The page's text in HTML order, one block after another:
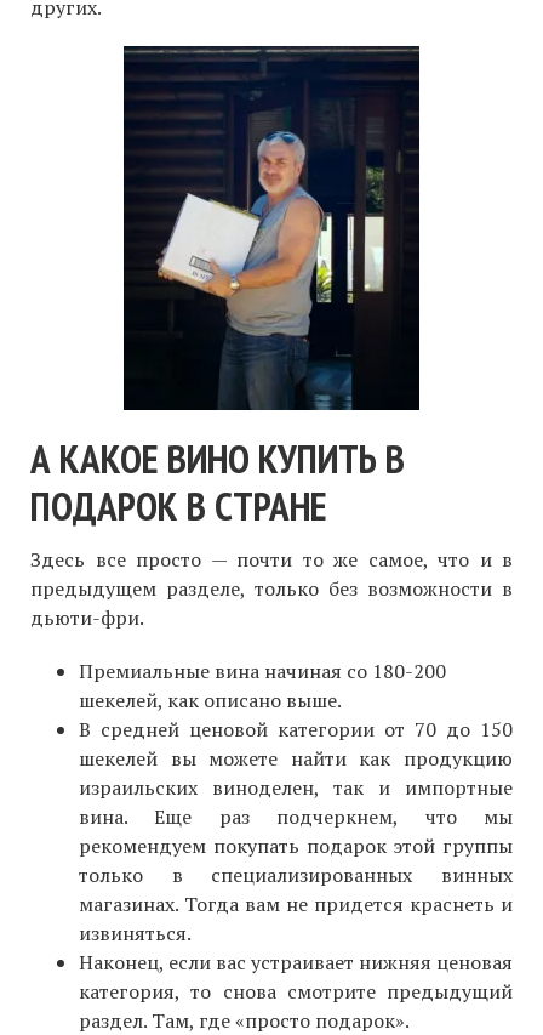
других.
А КАКОЕ ВИНО КУПИТЬ В
ПОДАРОК В СТРАНЕ
Здесь все просто — почти то же самое, что и в
предыдущем разделе, только без возможности в
дьюти-фри.
Премиальные вина начиная со 180-200
шекелей, как описано выше.
В средней ценовой категории от 70 до 150
шекелей вы можете найти как продукцию
израильских виноделен, так и импортные
вина. Еще раз подчеркнем, что мы
рекомендуем покупать подарок этой группы
только в специализированных винных
магазинах. Тогда вам не придется краснеть и
извиняться.
Наконец, если вас устраивает нижняя ценовая
категория, то снова смотрите предыдущий
раздел. Там, где «просто подарок».